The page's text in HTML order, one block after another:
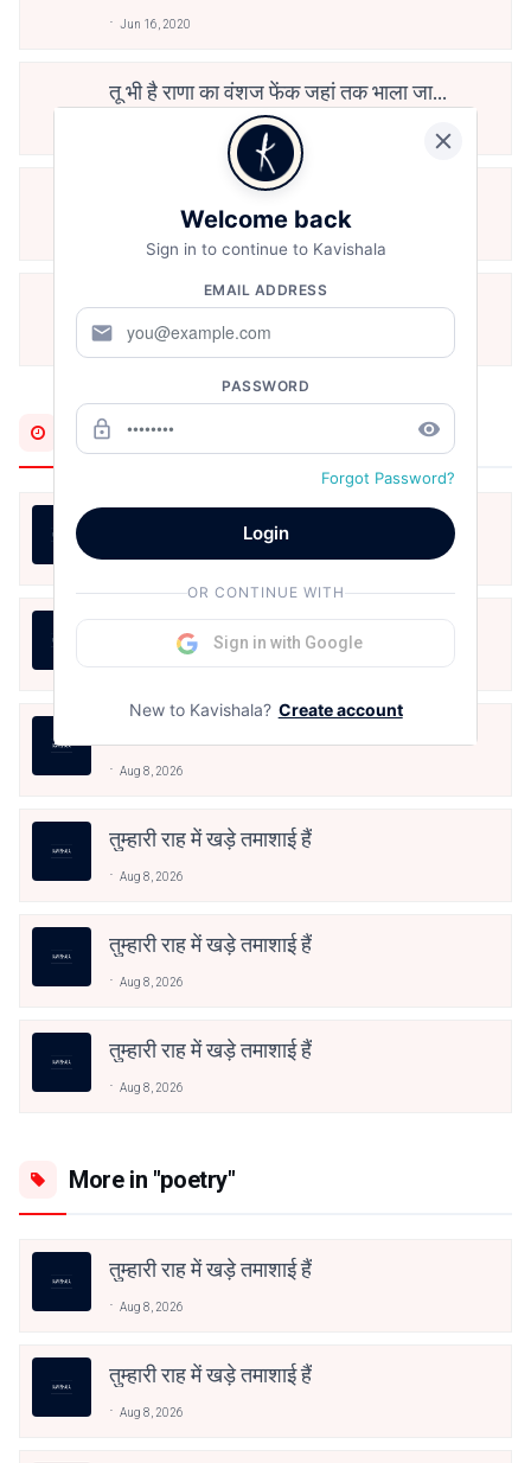
Jun 16, 2020
तू भी है राणा का वंशज फेंक जहां तक भाला जाए:
मोहब्बत के सफ़र को एक हँसी आग़ाज़ दे देना -
अनामिका अम्बर जैन
Dec 24, 2021
Most Recent
18. थोड़ी थोड़ी शायर सी
Aug 8, 2026
17.थोड़ी थोड़ी शायर सी
Aug 8, 2026
Aug 8, 2026
तुम्हारी राह में खड़े तमाशाई हैं
Aug 8, 2026
तुम्हारी राह में खड़े तमाशाई हैं
Aug 8, 2026
तुम्हारी राह में खड़े तमाशाई हैं
Aug 8, 2026
More in "poetry"
तुम्हारी राह में खड़े तमाशाई हैं
Aug 8, 2026
तुम्हारी राह में खड़े तमाशाई हैं
Aug 8, 2026
Welcome back
Sign in to continue to Kavishala
EMAIL ADDRESS
mail
PASSWORD
lock_outline remove_red_eye
Forgot Password?
Login
OR CONTINUE WITH
Sign in with Google
New to Kavishala? Create account